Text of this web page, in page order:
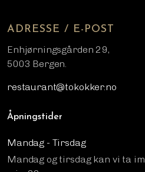
ADRESSE / E-POST
Enhjørningsgården 29,
5003 Bergen.
restaurant@tokokker.no
Åpningstider
Mandag - Tirsdag
Mandag og tirsdag kan vi ta